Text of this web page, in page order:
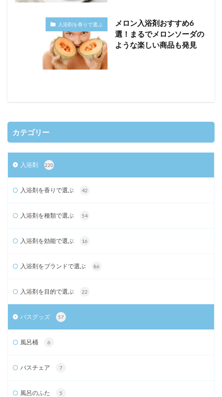
入浴剤を香りで選ぶ
メロン入浴剤おすすめ6
選！まるでメロンソーダの
ような楽しい商品も発見
カテゴリー
入浴剤 220
入浴剤を香りで選ぶ 42
入浴剤を種類で選ぶ 54
入浴剤を効能で選ぶ 16
入浴剤をブランドで選ぶ 86
入浴剤を目的で選ぶ 22
バスグッズ 57
風呂桶 6
バスチェア 7
風呂のふた 5